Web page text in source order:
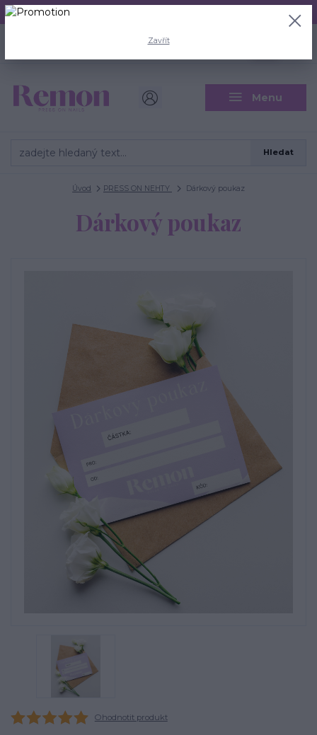
Aktuální doba odeslání je 3 - 5 pracovních dní.
Menu
CZK
Hledat
Úvod PRESS ON NEHTY Dárkový poukaz
Dárkový poukaz
Ohodnotit produkt
Zavřít